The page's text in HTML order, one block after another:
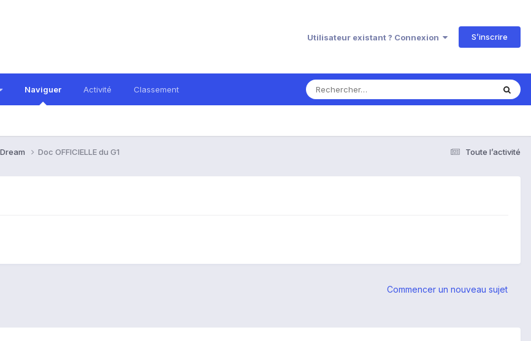
Utilisateur existant ? Connexion S’inscrire
Naviguer Activité Classement
Toute l’activité
Doc OFFICIELLE du G1
Commencer un nouveau sujet